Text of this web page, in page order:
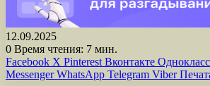
12.09.2025
0 Время чтения: 7 мин.
Facebook X Pinterest Вконтакте
Messenger WhatsApp Telegram Viber